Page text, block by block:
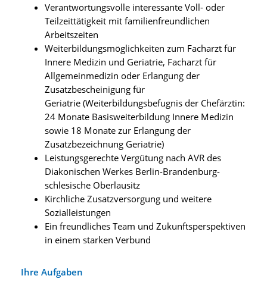
Verantwortungsvolle interessante Voll- oder
Teilzeittätigkeit mit familienfreundlichen
Arbeitszeiten
Weiterbildungsmöglichkeiten zum Facharzt für
Innere Medizin und Geriatrie, Facharzt für
Allgemeinmedizin oder Erlangung der
Zusatzbescheinigung für
Geriatrie (Weiterbildungsbefugnis der Chefärztin:
24 Monate Basisweiterbildung Innere Medizin
sowie 18 Monate zur Erlangung der
Zusatzbezeichnung Geriatrie)
Leistungsgerechte Vergütung nach AVR des
Diakonischen Werkes Berlin-Brandenburg-
schlesische Oberlausitz
Kirchliche Zusatzversorgung und weitere
Sozialleistungen
Ein freundliches Team und Zukunftsperspektiven
in einem starken Verbund
Ihre Aufgaben